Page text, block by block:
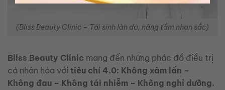
(Bliss Beauty Clinic – Tái sinh làn da, nâng tầm nhan sắc)
Bliss Beauty Clinic mang đến những phác đồ điều trị
cá nhân hóa với tiêu chí 4.0: Không xâm lấn –
Không đau – Không tái nhiễm – Không nghỉ dưỡng.